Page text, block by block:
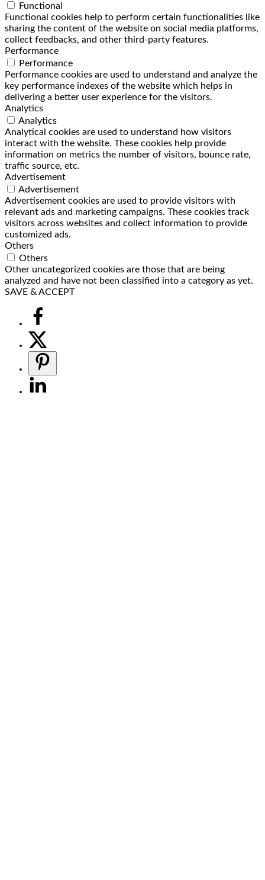
Functional
Functional cookies help to perform certain functionalities like
sharing the content of the website on social media platforms,
collect feedbacks, and other third-party features.
Performance
Performance
Performance cookies are used to understand and analyze the
key performance indexes of the website which helps in
delivering a better user experience for the visitors.
Analytics
Analytics
Analytical cookies are used to understand how visitors
interact with the website. These cookies help provide
information on metrics the number of visitors, bounce rate,
traffic source, etc.
Advertisement
Advertisement
Advertisement cookies are used to provide visitors with
relevant ads and marketing campaigns. These cookies track
visitors across websites and collect information to provide
customized ads.
Others
Others
Other uncategorized cookies are those that are being
analyzed and have not been classified into a category as yet.
SAVE & ACCEPT